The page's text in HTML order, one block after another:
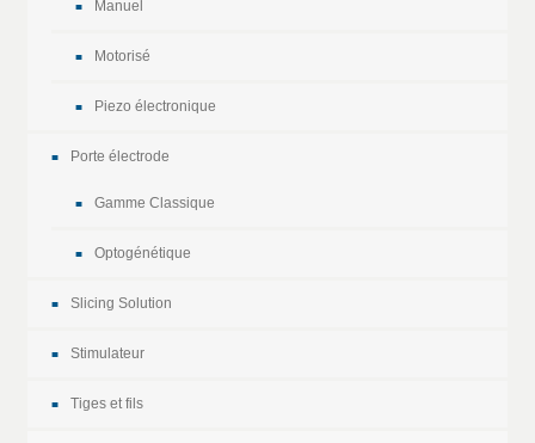
Manuel
Motorisé
Piezo électronique
Porte électrode
Gamme Classique
Optogénétique
Slicing Solution
Stimulateur
Tiges et fils